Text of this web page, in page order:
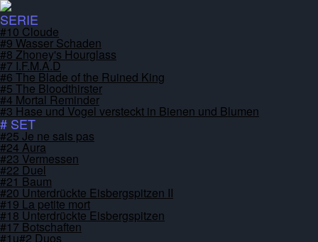
SERIE
#10 Cloude
#9 Wasser Schaden
#8 Zhoney's Hourglass
#7 I.F.M.A.D
#6 The Blade of the Ruined King
#5 The Bloodthirster
#4 Mortal Reminder
#3 Hase und Vogel versteckt in Bienen und Blumen
# SET
#25 Je ne sais pas
#24 Aura
#23 Vermessen
#22 Duel
#21 Baum
#20 Unterdrückte Eisbergspitzen II
#19 La petite mort
#18 Unterdrückte Eisbergspitzen
#17 Botschaften
#1u#2 Duos